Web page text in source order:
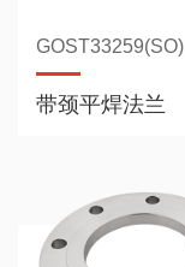
GOST33259(SO)
带颈平焊法兰